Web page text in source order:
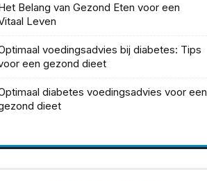
Belang van Gezond Eten voor een
Leven
voedingsadvies bij diabetes: Tips
een gezond dieet
diabetes voedingsadvies voor een
dieet